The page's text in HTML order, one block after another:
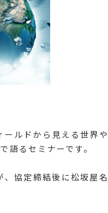
ルドから見える世界
語るセミナーです。
協定締結後に松坂屋